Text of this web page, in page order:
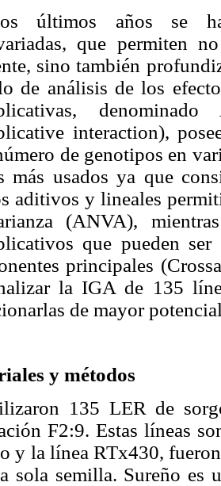
últimos años se
que permiten
sino también
de análisis de los
interaction),
de genotipos en
más usados ya que
aditivos y lineales
(ANVA),
que pueden
principales
la IGA de 135
de mayor
y métodos
135 LER de
F2:9. Estas líneas
y la línea RTx430,
sola semilla. Sureño es